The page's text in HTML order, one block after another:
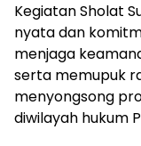
Kegiatan Sholat
nyata dan
menjaga
serta memupuk
menyongsong
diwilayah hukum